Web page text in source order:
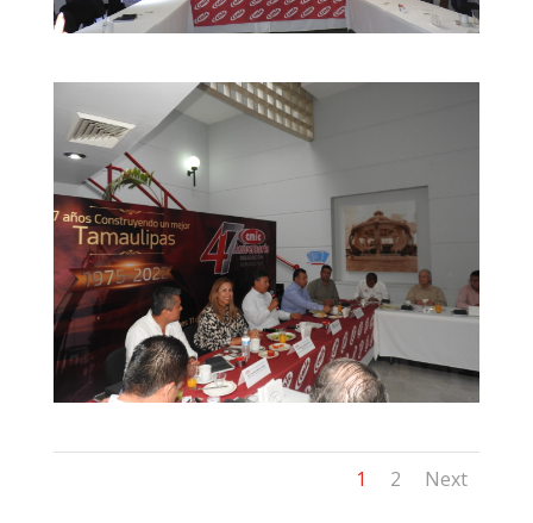
1 2 Next